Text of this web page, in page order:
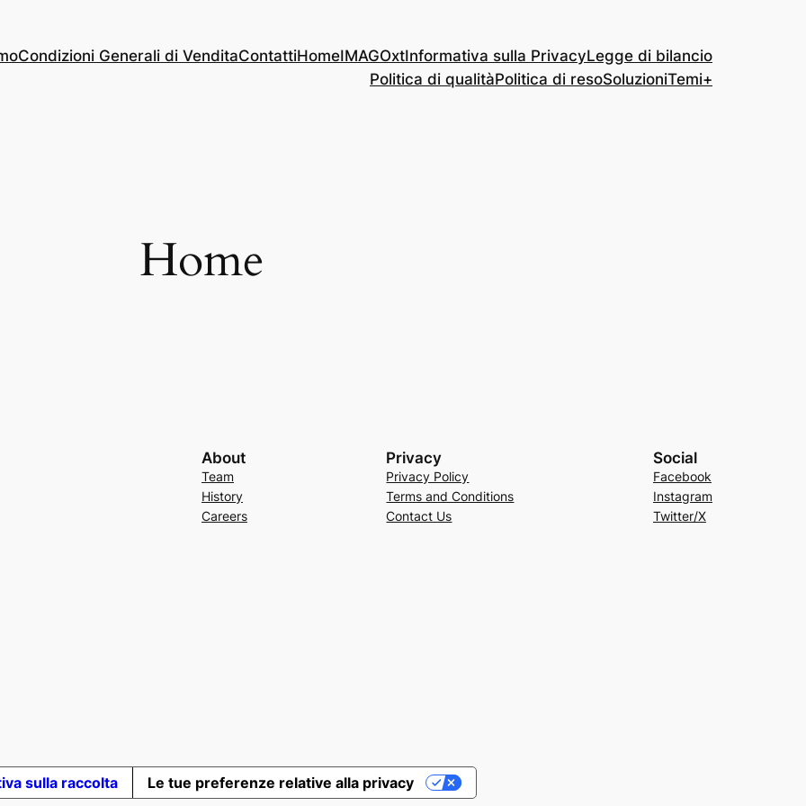
Condizioni Generali di VenditaContattiHomeIMAGOxtInformativa sulla PrivacyLegge di bilancio
Politica di qualitàPolitica di resoSoluzioniTemi+
Home
About
Team
History
Careers
Privacy
Privacy Policy
Terms and Conditions
Contact Us
Social
Facebook
Instagram
Twitter/X
sulla raccolta Le tue preferenze relative alla privacy